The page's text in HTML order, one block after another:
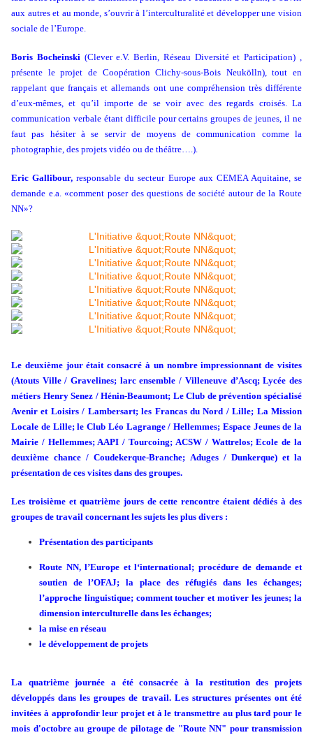
aux autres et au monde, s’ouvrir à l’interculturalité et développer une vision
sociale de l’Europe.
Boris Bocheinski(Clever e.V. Berlin, Réseau Diversité et Participation) ,
présente le projet de Coopération Clichy-sous-Bois Neukölln), tout en
rappelant que français et allemands ont une compréhension très différente
d’eux-mêmes, et qu’il importe de se voir avec des regards croisés. La
communication verbale étant difficile pour certains groupes de jeunes, il ne
faut pas hésiter à se servir de moyens de communication comme la
photographie, des projets vidéo ou de théâtre….).
Eric Gallibour, responsable du secteur Europe aux CEMEA Aquitaine, se
demande e.a. «comment poser des questions de société autour de la Route
NN»?
Le deuxième jour était consacré à un nombre impressionnant de visites
(Atouts Ville / Gravelines; larc ensemble / Villeneuve d’Ascq; Lycée des
métiers Henry Senez / Hénin-Beaumont; Le Club de prévention spécialisé
Avenir et Loisirs / Lambersart; les Francas du Nord / Lille; La Mission
Locale de Lille; le Club Léo Lagrange / Hellemmes; Espace Jeunes de la
Mairie / Hellemmes; AAPI / Tourcoing; ACSW / Wattrelos; Ecole de la
deuxième chance / Coudekerque-Branche; Aduges / Dunkerque) et la
présentation de ces visites dans des groupes.
Les troisième et quatrième jours de cette rencontre étaient dédiés à des
groupes de travail concernant les sujets les plus divers :
Présentation des participants
Route NN, l’Europe et l‘international; procédure de demande et
soutien de l’OFAJ; la place des réfugiés dans les échanges;
l’approche linguistique; comment toucher et motiver les jeunes; la
dimension interculturelle dans les échanges;
la mise en réseau
le développement de projets
La quatrième journée a été consacrée à la restitution des projets
développés dans les groupes de travail. Les structures présentes ont été
invitées à approfondir leur projet et à le transmettre au plus tard pour le
mois d'octobre au groupe de pilotage de "Route NN" pour transmission